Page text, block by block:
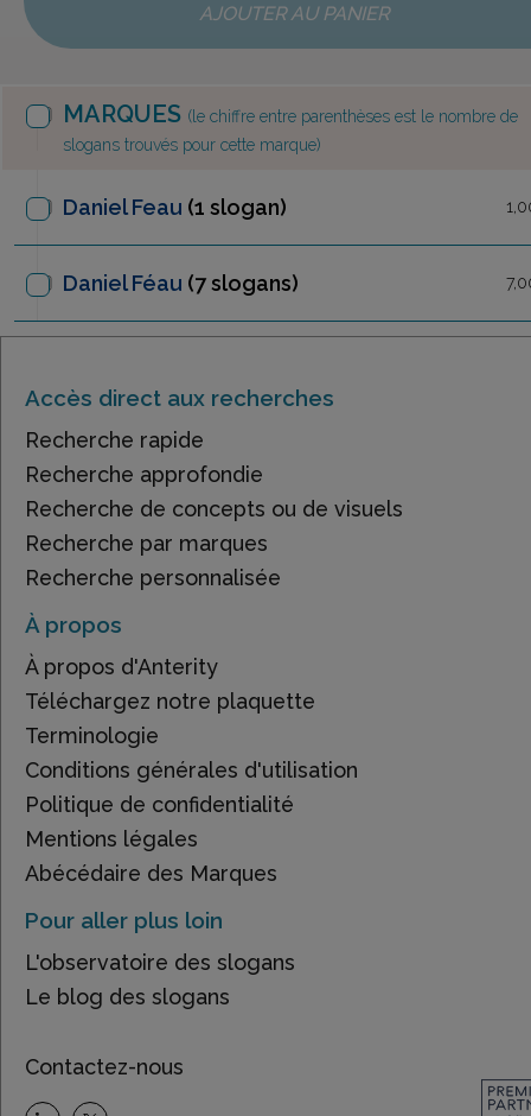
AJOUTER AU PANIER
MARQUES (le chiffre entre parenthèses est le nombre de
slogans trouvés pour cette marque)
Daniel Feau (1 slogan)
Daniel Féau (7 slogans)
Accès direct aux recherches
Recherche rapide
Recherche approfondie
Recherche de concepts ou de visuels
Recherche par marques
Recherche personnalisée
À propos
À propos d'Anterity
Téléchargez notre plaquette
Terminologie
Conditions générales d'utilisation
Politique de confidentialité
Mentions légales
Abécédaire des Marques
Pour aller plus loin
L'observatoire des slogans
Le blog des slogans
Contactez-nous